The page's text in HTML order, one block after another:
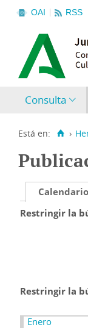
OAI RSS
Consulta
Está en: ›
Calendario
Restringir la
Restringir la
Enero